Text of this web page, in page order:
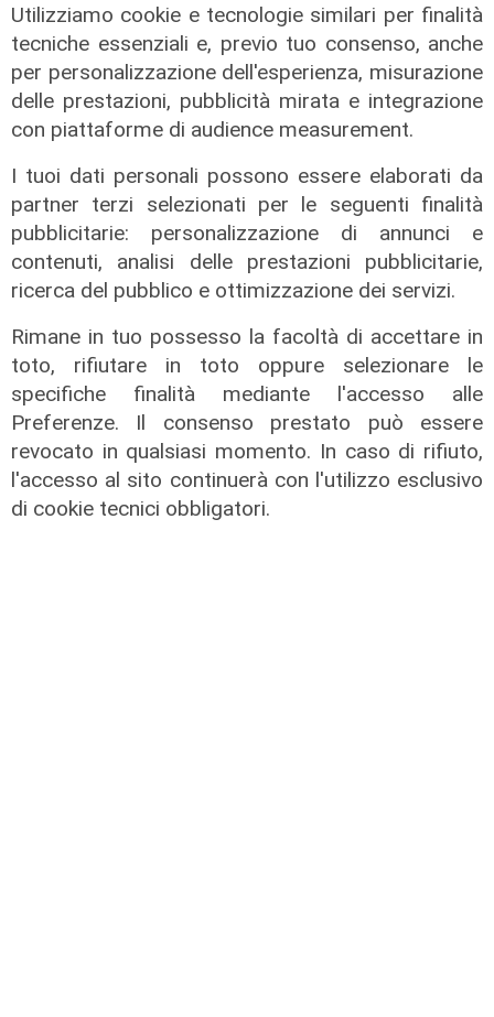
Utilizziamo cookie e tecnologie similari per finalità
tecniche essenziali e, previo tuo consenso, anche
per personalizzazione dell'esperienza, misurazione
delle prestazioni, pubblicità mirata e integrazione
con piattaforme di audience measurement.
I tuoi dati personali possono essere elaborati da
partner terzi selezionati per le seguenti finalità
pubblicitarie: personalizzazione di annunci e
contenuti, analisi delle prestazioni pubblicitarie,
ricerca del pubblico e ottimizzazione dei servizi.
Rimane in tuo possesso la facoltà di accettare in
toto, rifiutare in toto oppure selezionare le
specifiche finalità mediante l'accesso alle
Preferenze. Il consenso prestato può essere
revocato in qualsiasi momento. In caso di rifiuto,
l'accesso al sito continuerà con l'utilizzo esclusivo
di cookie tecnici obbligatori.
E' Europa - puntata 1. Le Istituzioni
dell'Unione Europea: come si
03/06/2024
di Redazione